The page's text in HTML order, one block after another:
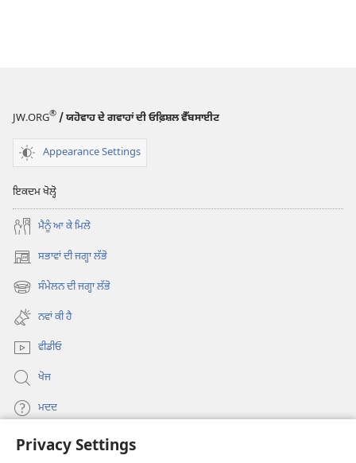
Privacy Settings
JW.ORG® / ਯਹੋਵਾਹ ਦੇ ਗਵਾਹਾਂ ਦੀ ਓਫ਼ਿਸ਼ਲ ਵੈੱਬਸਾਈਟ
Appearance Settings
ਇਕਦਮ ਖੋਲ੍ਹੋ
ਮੈਨੂੰ ਆ ਕੇ ਮਿਲੋ
ਸਭਾਵਾਂ ਦੀ ਜਗ੍ਹਾ ਲੱਭੋ
(opens
new
window)
ਸੰਮੇਲਨ ਦੀ ਜਗ੍ਹਾ ਲੱਭੋ
(opens
new
window)
ਨਵਾਂ ਕੀ ਹੈ
ਵੀਡੀਓ
ਖੋਜ
ਮਦਦ
ਦਾਨ